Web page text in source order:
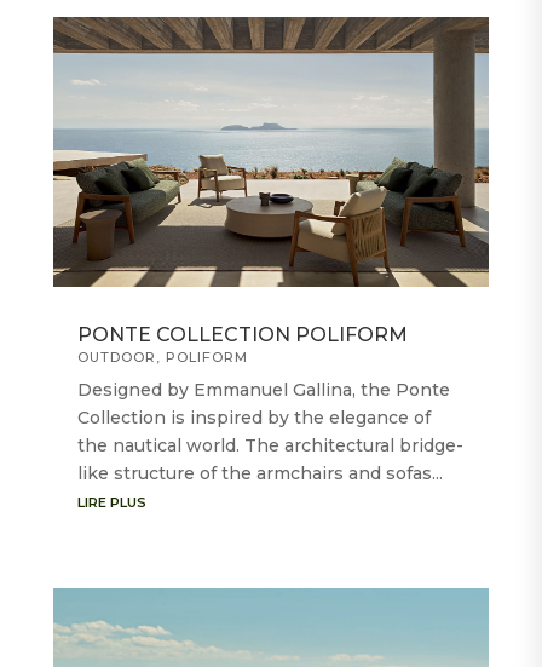
PONTE COLLECTION POLIFORM
OUTDOOR , POLIFORM
Designed by Emmanuel Gallina, the Ponte
Collection is inspired by the elegance of
the nautical world. The architectural bridge-
like structure of the armchairs and sofas...
LIRE PLUS